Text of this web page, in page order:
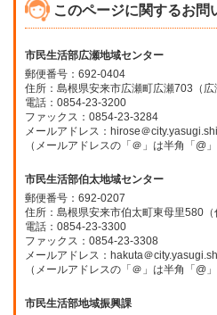
このページに関するお問
市民生活部広瀬地域センター
郵便番号：692-0404
住所：島根県安来市広瀬町広瀬703（広
電話：0854-23-3200
ファックス：0854-23-3284
メールアドレス：hirose＠
（メールアドレスの「＠」は半角「@
市民生活部伯太地域センター
郵便番号：692-0207
住所：島根県安来市伯太町東母里580（
電話：0854-23-3300
ファックス：0854-23-3308
メールアドレス：hakuta＠
（メールアドレスの「＠」は半角「@
市民生活部地域振興課